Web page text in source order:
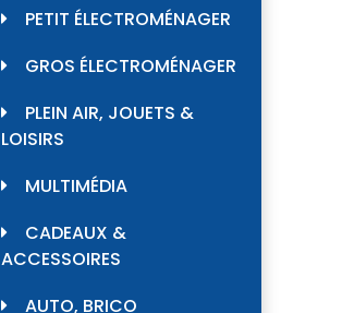
PETIT ÉLECTROMÉNAGER
GROS ÉLECTROMÉNAGER
PLEIN AIR, JOUETS &
LOISIRS
MULTIMÉDIA
CADEAUX &
ACCESSOIRES
AUTO, BRICO